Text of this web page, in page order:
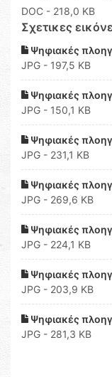
DOC - 218,0 KB
Σχετικες
Ψηφιακές
JPG - 197,5 KB
Ψηφιακές
JPG - 150,1 KB
Ψηφιακές
JPG - 231,1 KB
Ψηφιακές
JPG - 269,6 KB
Ψηφιακές
JPG - 224,1 KB
Ψηφιακές
JPG - 203,9 KB
Ψηφιακές
JPG - 281,3 KB